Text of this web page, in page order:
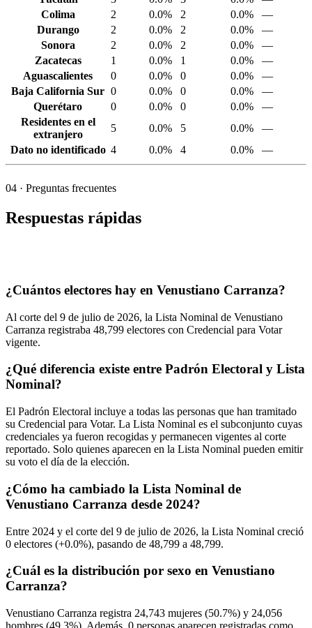
Colima
2 0.0% 2 0.0%
—
Durango
2 0.0% 2 0.0%
—
Sonora
2 0.0% 2 0.0%
—
Zacatecas
1 0.0% 1 0.0%
—
Aguascalientes
0 0.0% 0 0.0%
—
Baja California Sur 0 0.0% 0 0.0%
—
Querétaro
0 0.0% 0 0.0%
—
Residentes en el
extranjero
5 0.0% 5 0.0%
—
Dato no identificado 4 0.0% 4 0.0% —
04 · Preguntas frecuentes
Respuestas rápidas
¿Cuántos electores hay en Venustiano Carranza?
Al corte del 9 de julio de 2026, la Lista Nominal de Venustiano
Carranza registraba 48,799 electores con Credencial para Votar
vigente.
¿Qué diferencia existe entre Padrón Electoral y Lista
Nominal?
El Padrón Electoral incluye a todas las personas que han tramitado
su Credencial para Votar. La Lista Nominal es el subconjunto cuyas
credenciales ya fueron recogidas y permanecen vigentes al corte
reportado. Solo quienes aparecen en la Lista Nominal pueden emitir
su voto el día de la elección.
¿Cómo ha cambiado la Lista Nominal de
Venustiano Carranza desde 2024?
Entre 2024 y el corte del 9 de julio de 2026, la Lista Nominal creció
0 electores (+0.0%), pasando de 48,799 a 48,799.
¿Cuál es la distribución por sexo en Venustiano
Carranza?
Venustiano Carranza registra 24,743 mujeres (50.7%) y 24,056
hombres (49.3%). Además, 0 personas aparecen registradas como